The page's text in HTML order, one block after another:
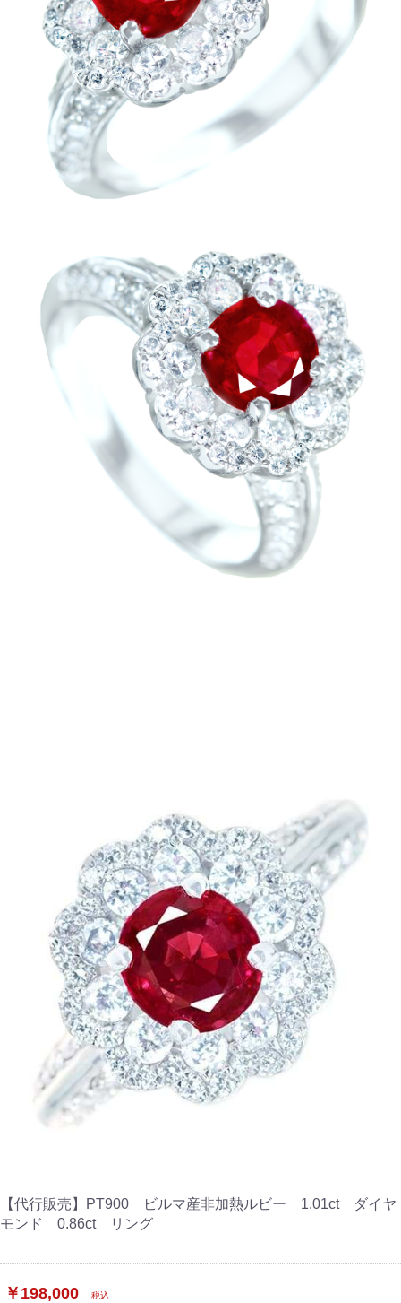
【代行販売】PT900 ビルマ産非加熱ルビー 1.01ct ダイヤ
モンド 0.86ct リング
￥198,000 税込